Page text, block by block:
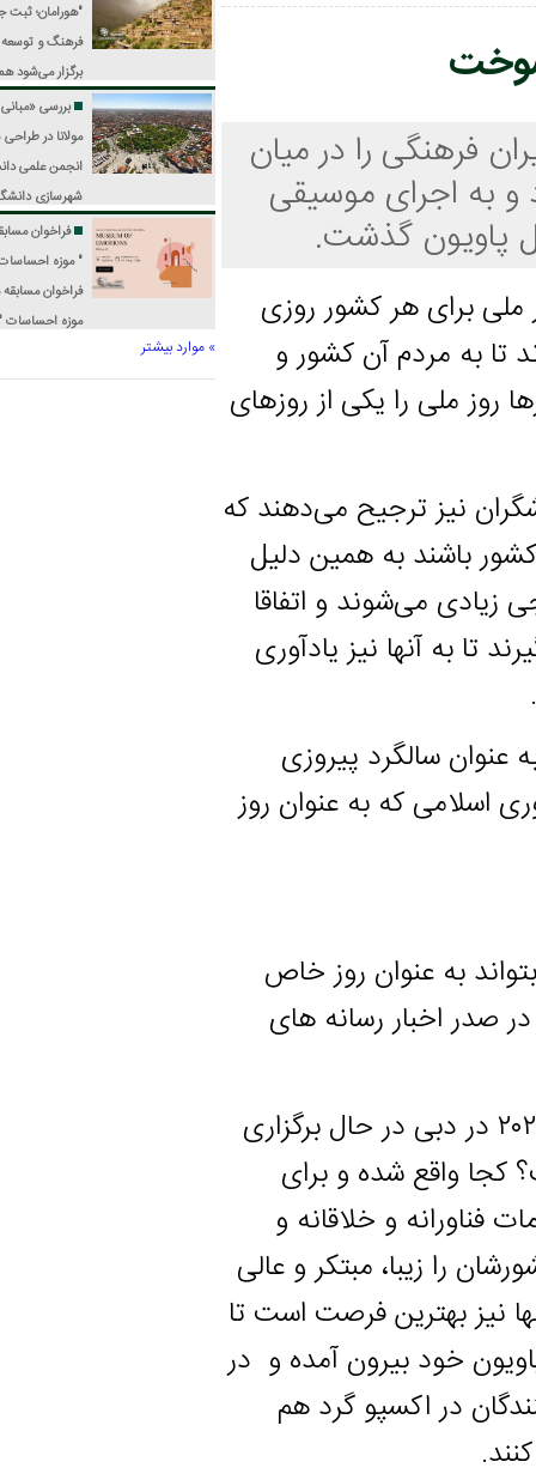
را در میان
به اجرای موسیقی
گذشت.
برای هر کشور روزی
مردم آن کشور و
را یکی از روزهای
نیز ترجیح می‌دهند که
به همین دلیل
می‌شوند و اتفاقا
آنها نیز یادآوری
یکی روز ۲۲ بهمن به عنوان سالگرد پیروزی
اسلامی که به عنوان روز
به عنوان روز خاص
اخبار رسانه های
رویداد فرهنگی در جهان به نام اکسپوی ۲۰۲۰ در دبی در حال برگزاری
شده و برای
و خلاقانه و
زیبا، مبتکر و عالی
بهترین فرصت است تا
خود بیرون آمده و در
اکسپو گرد هم
برترین آثار معماری و
معماری داخلی دفاتر جوان
استان فارس با عنوان «در
کوچه‌باغ‌های شیراز»
منتشر شد.
"هورامان؛ ثبت جهانی،
فرهنگ و توسعه پایدار"
برگزار می‌شودهمایش
بین‌المللی «هورامان؛ ثبت
جهانی، فرهنگ و توسعه
پایدار» اواخر تیرماه به
میزبانی دانشگاه رازی
کرمانشاه برگزار می‌شود.
بررسی «مبانی نظری
مولانا در طراحی شهری»
انجمن علمی دانشجویی
شهرسازی دانشگاه گیلان،
بیست و ششمین نشست
از سلسله نشست‌های
شهرسازی را برگزار می‌کند.
فراخوان مسابقه معماری
" موزه احساسات "
فراخوان مسابقه معماری "
موزه احساسات " منتشر
شد.
» موارد بیشتر